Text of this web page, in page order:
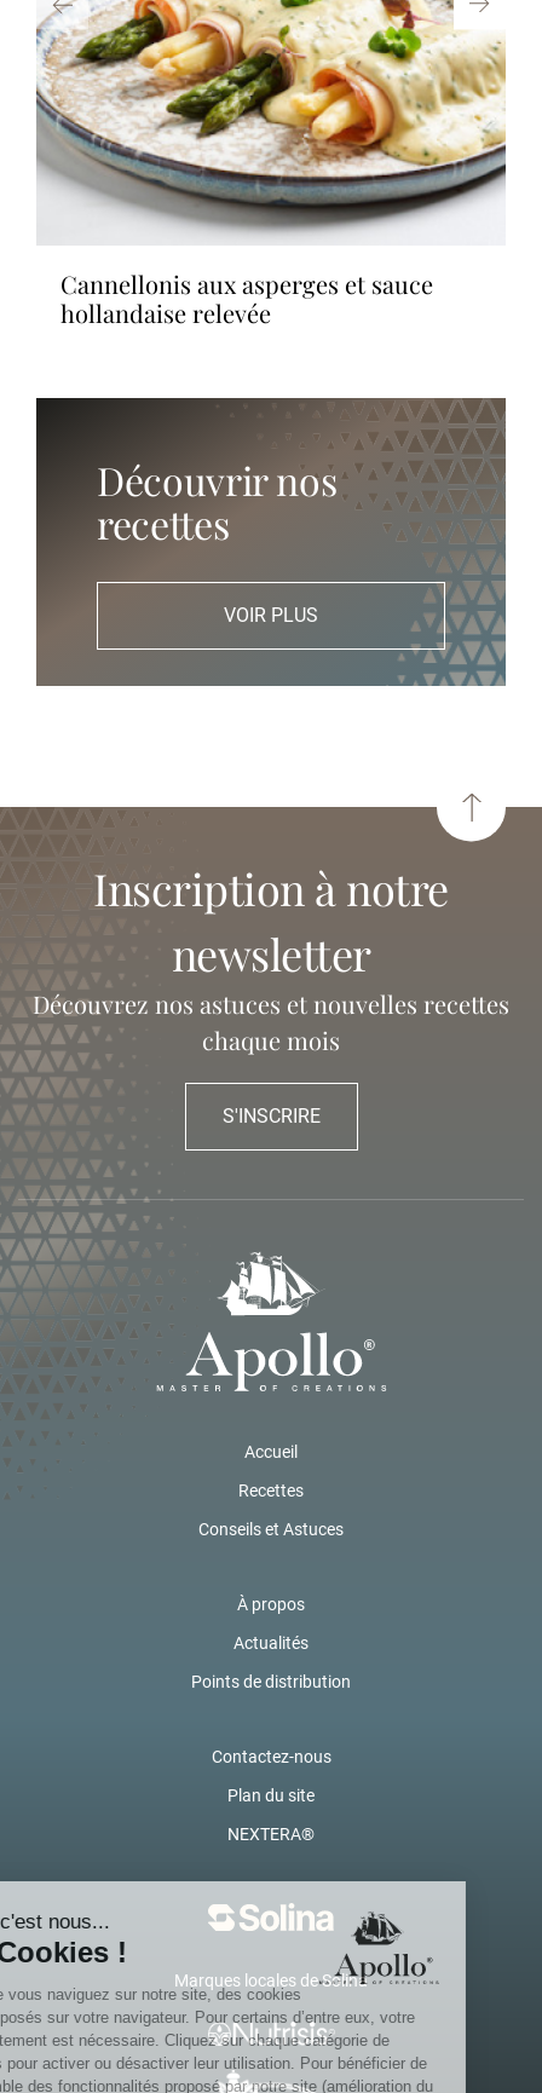
Découvrir nos
recettes
VOIR PLUS
cannellonis aux asperges et sauce
hollandaise relevée
inscription à notre
newsletter
Découvrez nos astuces et nouvelles recettes
chaque mois
S'INSCRIRE
Accueil
Recettes
Conseils et Astuces
À propos
Actualités
Points de distribution
Contactez-nous
Plan du site
NEXTERA®
Marques locales de Solina